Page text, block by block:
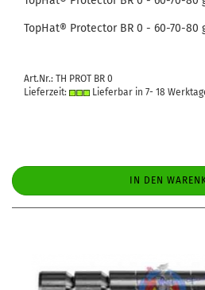
To­pHat® Pro­tec­tor BR 0 - 60-​70-80
Art.Nr.: TH PROT BR 0
Lieferzeit:
Lieferbar in 7- 18
IN DEN